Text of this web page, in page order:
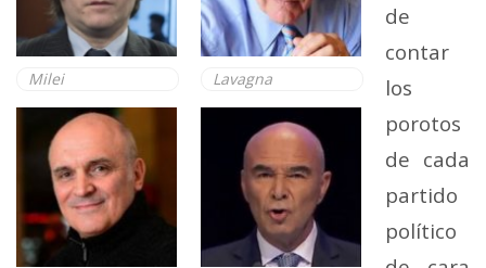
Milei Lavagna
de
contar
los
porotos
de cada
partido
político